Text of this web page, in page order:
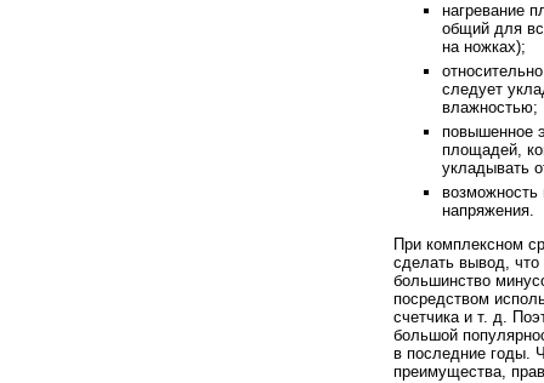
нагревание
общий для
на ножках);
следует
влажностью;
повышенное
площадей,
укладывать
возможность
напряжения.
При комплексном
сделать вывод, что
большинство
посредством
счетчика и т. д.
большой
в последние годы.
преимущества,